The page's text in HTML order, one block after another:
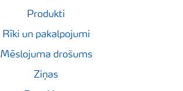
Produkti
Rīki un pakalpojumi
Mēslojuma drošums
Ziņas